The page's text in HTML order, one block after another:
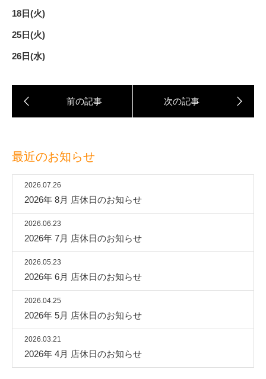
18日(火)
25日(火)
26日(水)
最近のお知らせ
2026.07.26
2026年 8月 店休日のお知らせ
2026.06.23
2026年 7月 店休日のお知らせ
2026.05.23
2026年 6月 店休日のお知らせ
2026.04.25
2026年 5月 店休日のお知らせ
2026.03.21
2026年 4月 店休日のお知らせ